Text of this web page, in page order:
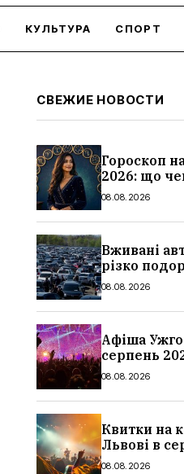
КУЛЬТУРА СПОРТ
СВЕЖИЕ НОВОСТИ
Гороскоп
2026: що
знаки
08.08.2026
Вживані
різко
причини,
08.08.2026
Афіша
серпень
дати та ціни
08.08.2026
Квитки на
Львові в
дати, ціни
08.08.2026